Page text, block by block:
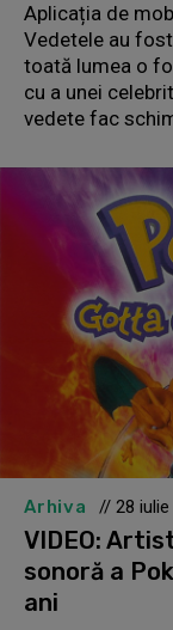
Aplicația de
Vedetele au
toată lumea o
cu a unei
vedete fac
Arhiva // 28 iulie
VIDEO:
sonoră a
ani